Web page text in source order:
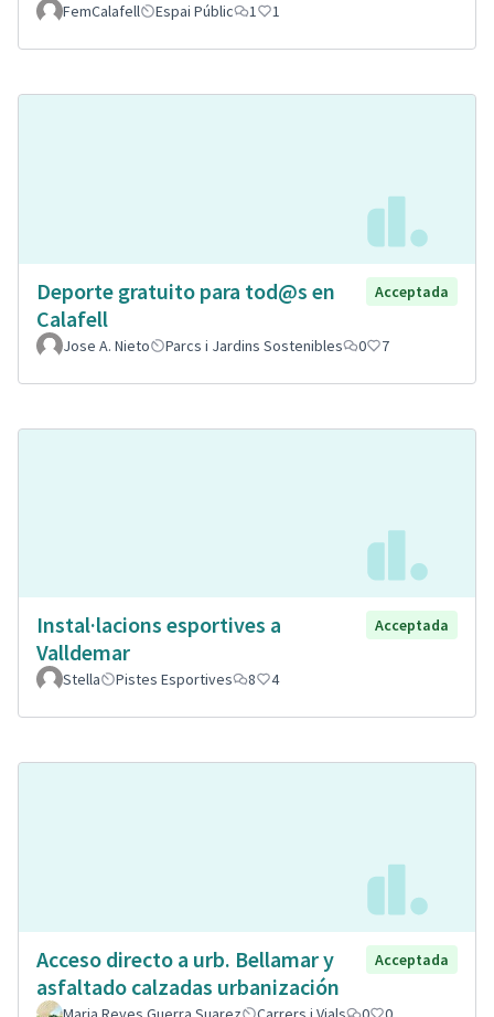
FemCalafell Espai Públic 1 1
Deporte gratuito para tod@s en
Calafell
Acceptada
Jose A. Nieto Parcs i Jardins Sostenibles 0 7
Instal·lacions esportives a
Valldemar
Acceptada
Stella Pistes Esportives 8 4
Acceso directo a urb. Bellamar y
asfaltado calzadas urbanización
Acceptada